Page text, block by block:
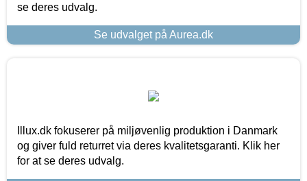
se deres udvalg.
Se udvalget på Aurea.dk
Illux.dk fokuserer på miljøvenlig produktion i Danmark
og giver fuld returret via deres kvalitetsgaranti. Klik her
for at se deres udvalg.